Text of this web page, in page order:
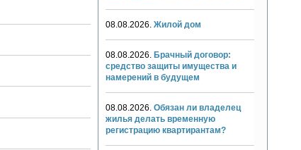
08.08.2026. Жилой дом
08.08.2026. Брачный договор:
средство защиты имущества и
намерений в будущем
08.08.2026. Обязан ли владелец
жилья делать временную
регистрацию квартирантам?